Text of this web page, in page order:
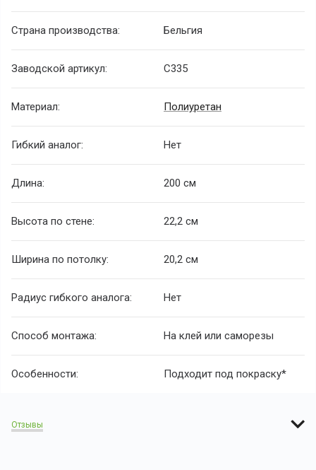
Страна производства: Бельгия
Заводской артикул: C335
Материал: Полиуретан
Гибкий аналог: Нет
Длина: 200 см
Высота по стене: 22,2 см
Ширина по потолку: 20,2 см
Радиус гибкого аналога: Нет
Способ монтажа: На клей или саморезы
Особенности: Подходит под покраску*
Отзывы